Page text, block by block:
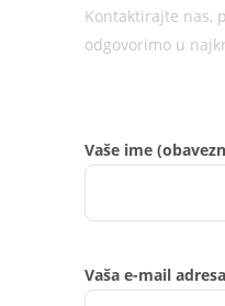
Kontaktirajte nas,
odgovorimo u
Vaše ime
Vaša e-mail